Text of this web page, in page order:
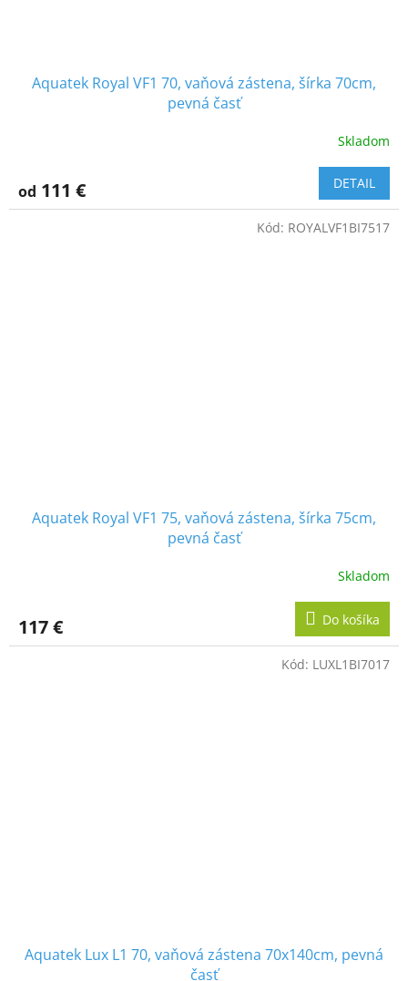
Aquatek Royal VF1 70, vaňová zástena, šírka 70cm,
pevná časť
Skladom
od 111 € DETAIL
Aquatek Royal VF1 75, vaňová zástena, šírka 75cm,
pevná časť
Skladom
117 € Do košíka
Kód: ROYALVF1BI7517
Aquatek Lux L1 70, vaňová zástena 70x140cm, pevná
časť
Kód: LUXL1BI7017